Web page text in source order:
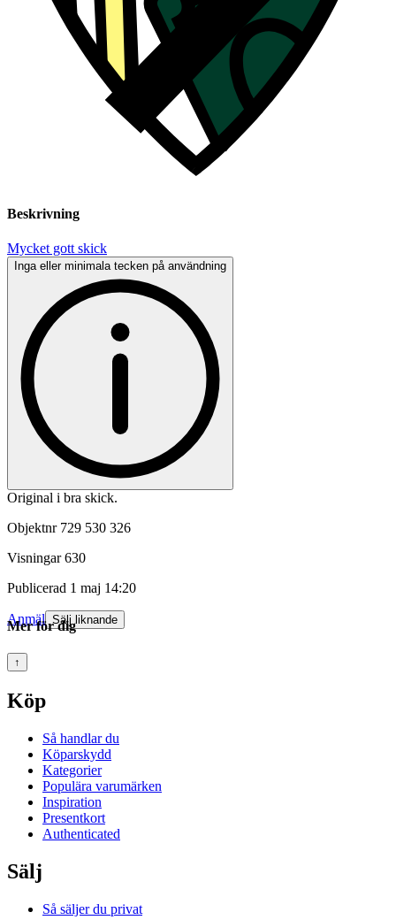
Beskrivning
Mycket gott skick
Inga eller minimala tecken på användning
Original i bra skick.
Objektnr 729 530 326
Visningar 630
Publicerad 1 maj 14:20
Anmäl Sälj liknande
Mer för dig
↑
Köp
Så handlar du
Köparskydd
Kategorier
Populära varumärken
Inspiration
Presentkort
Authenticated
Sälj
Så säljer du privat